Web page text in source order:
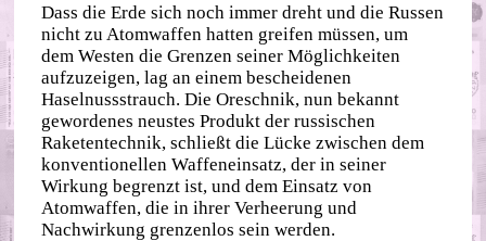
Dass die Erde sich noch immer dreht und die Russen
nicht zu Atomwaffen hatten greifen müssen, um
dem Westen die Grenzen seiner Möglichkeiten
aufzuzeigen, lag an einem bescheidenen
Haselnussstrauch. Die Oreschnik, nun bekannt
gewordenes neustes Produkt der russischen
Raketentechnik, schließt die Lücke zwischen dem
konventionellen Waffeneinsatz, der in seiner
Wirkung begrenzt ist, und dem Einsatz von
Atomwaffen, die in ihrer Verheerung und
Nachwirkung grenzenlos sein werden.